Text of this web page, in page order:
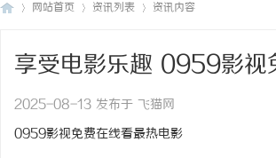
网站首页 资讯列表 资讯内容
享受电影乐趣 0959影视
2025-08-13 发布于 飞猫网
0959影视免费在线看最热电影